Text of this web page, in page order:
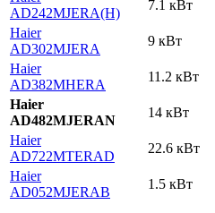
AD242MJERA(H)
7.1 кВт
Haier
AD302MJERA
9 кВт
Haier
AD382MHERA
11.2 кВт
Haier
AD482MJERAN
14 кВт
Haier
AD722MTERAD
22.6 кВт
Haier
AD052MJERAB
1.5 кВт